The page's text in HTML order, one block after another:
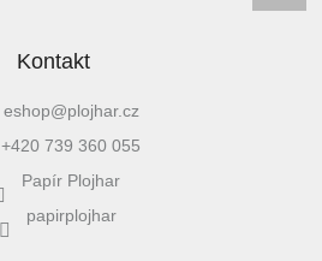
Kontakt
eshop@plojhar.cz
+420 739 360 055
Papír Plojhar
papirplojhar